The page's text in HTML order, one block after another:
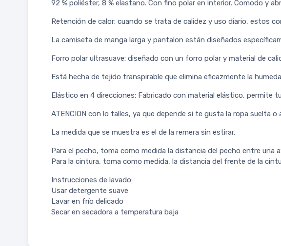
92 % poliéster, 8 % elastano. Con fino polar en interior. Comodo y
Retención de calor: cuando se trata de calidez y uso diario, estos
La camiseta de manga larga y pantalon están diseñados
Forro polar ultrasuave: diseñado con un forro polar y material de
Está hecha de tejido transpirable que elimina eficazmente la
Elástico en 4 direcciones: Fabricado con material elástico, permite
ATENCION con lo talles, ya que depende si te gusta la ropa suelta
La medida que se muestra es el de la remera sin estirar.
Para el pecho, toma como medida la distancia del pecho entre una
Para la cintura, toma como medida, la distancia del frente de la
Instrucciones de lavado:
Usar detergente suave
Lavar en frío delicado
Secar en secadora a temperatura baja